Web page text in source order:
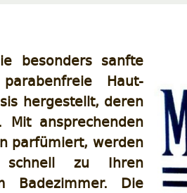
besonders sanfte
Haut-
hergestellt, deren
ansprechenden
parfümiert, werden
schnell zu Ihren
Badezimmer. Die